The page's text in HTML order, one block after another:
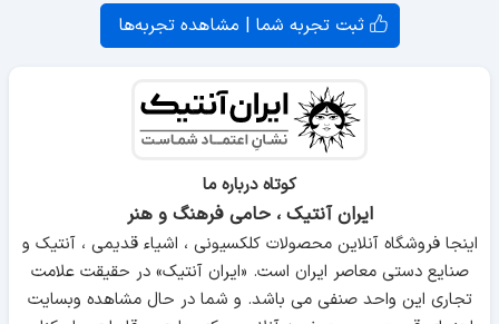
ثبت تجربه شما | مشاهده تجربه‌ها
کوتاه درباره ما
ایران آنتیک ، حامی فرهنگ و هنر
اینجا فروشگاه آنلاین محصولات کلکسیونی ، اشیاء قدیمی ، آنتیک و
صنایع دستی معاصر ایران است. «ایران آنتیک» در حقیقت علامت
تجاری این واحد صنفی می باشد. و شما در حال مشاهده وبسایت